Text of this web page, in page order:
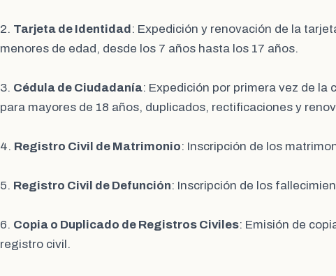
2. Tarjeta de Identidad : Expedición y renovación de la
menores de edad, desde los 7 años hasta los 17 años.
3. Cédula de Ciudadanía: Expedición por primera vez de la
para mayores de 18 años, duplicados, rectificaciones y
4. Registro Civil de Matrimonio: Inscripción de los
5. Registro Civil de Defunción: Inscripción de los
6. Copia o Duplicado de Registros Civiles: Emisión de
registro civil.